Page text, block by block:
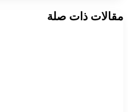
مقالات ذات صلة